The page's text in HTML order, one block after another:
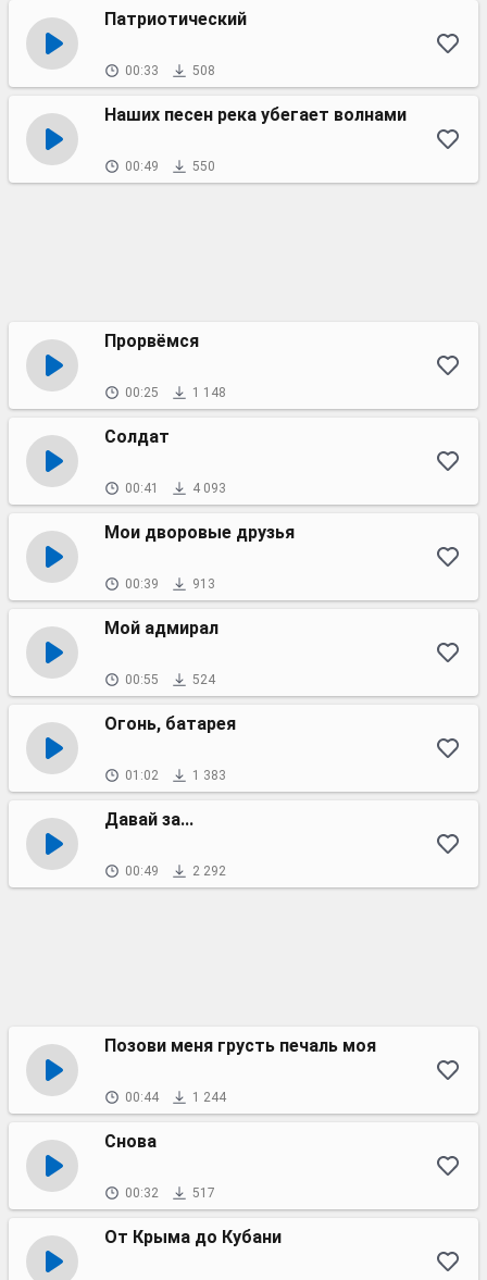
Патриотический
00:33 508
Наших песен река убегает волнами
00:49 550
Прорвёмся
00:25 1 148
Солдат
00:41 4 093
Мои дворовые друзья
00:39 913
Мой адмирал
00:55 524
Огонь, батарея
01:02 1 383
Давай за...
00:49 2 292
Позови меня грусть печаль моя
00:44 1 244
Снова
00:32 517
От Крыма до Кубани